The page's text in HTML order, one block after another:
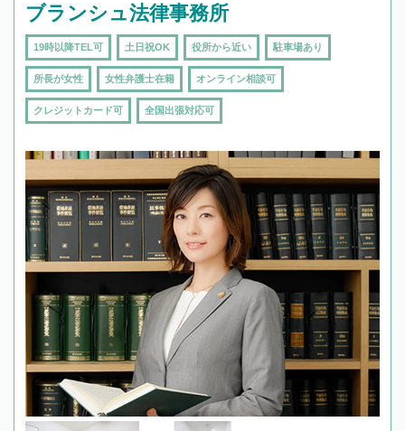
ブランシュ法律事務所
19時以降TEL可 土日祝OK 役所から近い 駐車場あり
所長が女性 女性弁護士在籍 オンライン相談可
クレジットカード可 全国出張対応可